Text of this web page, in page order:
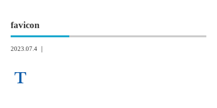
favicon
2023.07.4 ｜